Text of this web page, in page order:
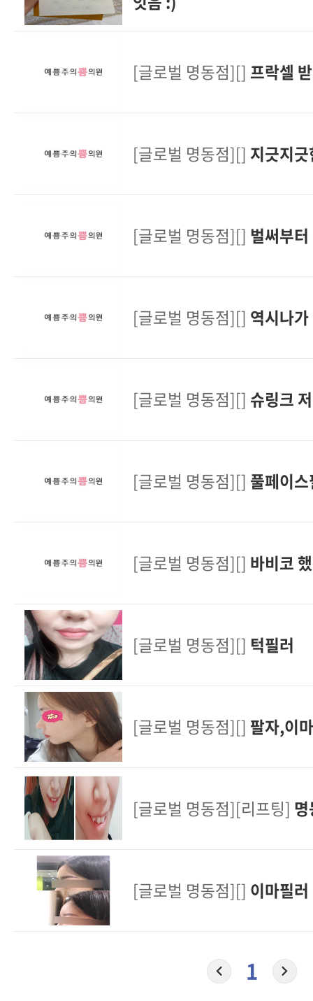
[글로벌 명동점][] 프락셀
[글로벌 명동점][] 지긋지
[글로벌 명동점][] 벌써부
[글로벌 명동점][] 역시나
[글로벌 명동점][] 슈링크
[글로벌 명동점][] 풀페이
[글로벌 명동점][] 바비코
[글로벌 명동점][] 턱필러
[글로벌 명동점][] 팔자,이
[글로벌 명동점][리프팅]
[글로벌 명동점][] 이마필
1